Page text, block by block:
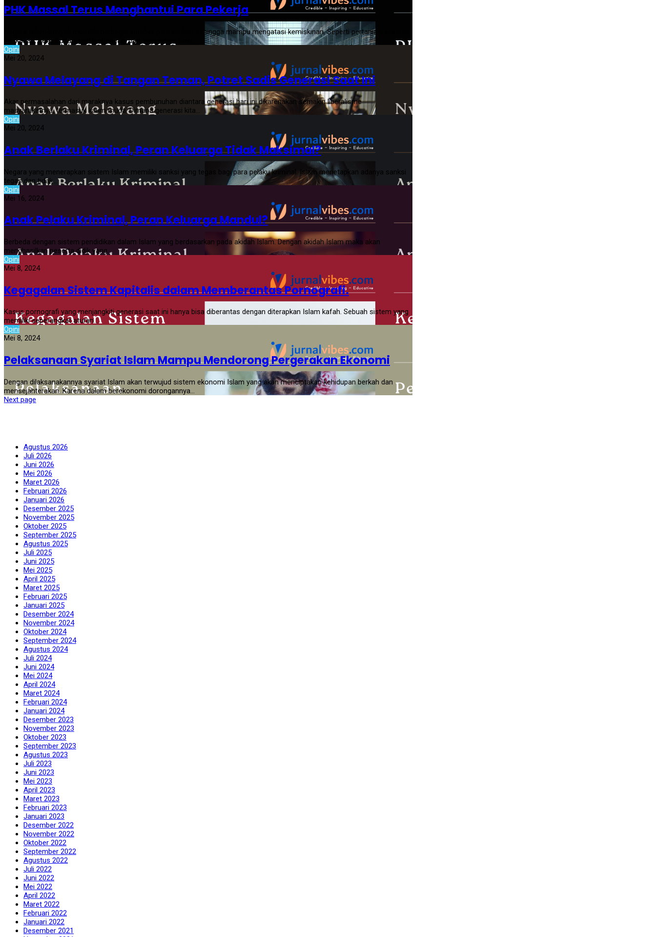
PHK Massal Terus Menghantui Para Pekerja
Negara Islam banyak memiliki berbagai sumber pemasukan sehingga mampu mengatasi kemiskinan. Seperti pertanian, industri,
perikanan, perkebunan, pertambangan, dan sejenisnya akan…
Opini
Mei 20, 2024
Nyawa Melayang di Tangan Teman, Potret Sadis Generasi Saat Ini
Akar permasalahan dari maraknya kasus pembunuhan diantara generasi hari ini dikarenakan semakin liberalisme
masyarakatnya, termasuk kaum muda. Dimana generasi kita…
Opini
Mei 20, 2024
Anak Berlaku Kriminal, Peran Keluarga Tidak Maksimal?
Negara yang menerapkan sistem Islam memiliki sanksi yang tegas bagi para pelaku kriminal. Islam menetapkan adanya sanksi
tegas dan tidak…
Opini
Mei 16, 2024
Anak Pelaku Kriminal, Peran Keluarga Mandul?
Berbeda dengan sistem pendidikan dalam Islam yang berdasarkan pada akidah Islam. Dengan akidah Islam maka akan
menghasilkan peserta didik yang…
Opini
Mei 8, 2024
Kegagalan Sistem Kapitalis dalam Memberantas Pornografi.
Kasus pornografi yang menjangkiti generasi saat ini hanya bisa diberantas dengan diterapkan Islam kafah. Sebuah sistem yang
memiliki seperangkat aturan…
Opini
Mei 8, 2024
Pelaksanaan Syariat Islam Mampu Mendorong Pergerakan Ekonomi
Dengan dilaksanakannya syariat Islam akan terwujud sistem ekonomi Islam yang akan menciptakan kehidupan berkah dan
mensejahterakan. Karena dalam berekonomi dorongannya…
Next page
Agustus 2026
Juli 2026
Juni 2026
Mei 2026
Maret 2026
Februari 2026
Januari 2026
Desember 2025
November 2025
Oktober 2025
September 2025
Agustus 2025
Juli 2025
Juni 2025
Mei 2025
April 2025
Maret 2025
Februari 2025
Januari 2025
Desember 2024
November 2024
Oktober 2024
September 2024
Agustus 2024
Juli 2024
Juni 2024
Mei 2024
April 2024
Maret 2024
Februari 2024
Januari 2024
Desember 2023
November 2023
Oktober 2023
September 2023
Agustus 2023
Juli 2023
Juni 2023
Mei 2023
April 2023
Maret 2023
Februari 2023
Januari 2023
Desember 2022
November 2022
Oktober 2022
September 2022
Agustus 2022
Juli 2022
Juni 2022
Mei 2022
April 2022
Maret 2022
Februari 2022
Januari 2022
Desember 2021